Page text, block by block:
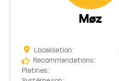
Møz
Localisation :
Recommandations :
Platines :